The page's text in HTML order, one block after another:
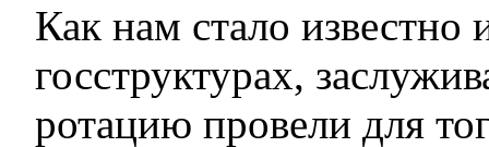
Как нам стало известно
госструктурах,
ротацию провели для